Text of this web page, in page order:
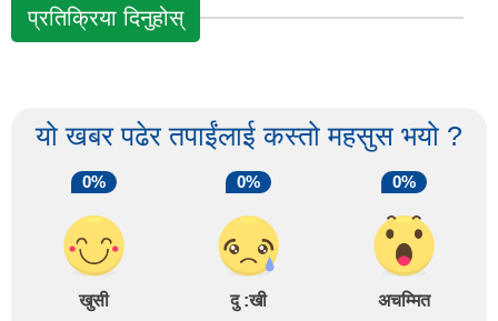
प्रतिक्रिया दिनुहोस्
यो खबर पढेर तपाईंलाई कस्तो महसुस भयो ?
0%
खुसी
0%
दु :खी
0%
अचम्मित